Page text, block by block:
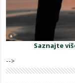
Saznajte
-->